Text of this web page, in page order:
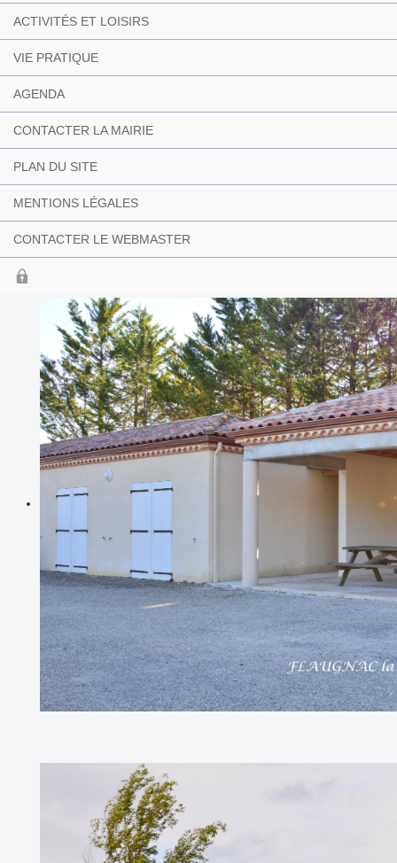
ACTIVITÉS ET LOISIRS
VIE PRATIQUE
AGENDA
CONTACTER LA MAIRIE
PLAN DU SITE
MENTIONS LÉGALES
CONTACTER LE WEBMASTER